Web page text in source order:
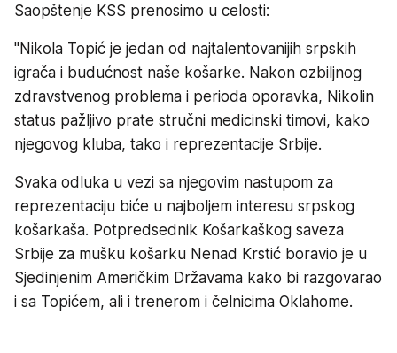
Saopštenje KSS prenosimo u celosti:
"Nikola Topić je jedan od najtalentovanijih srpskih
igrača i budućnost naše košarke. Nakon ozbiljnog
zdravstvenog problema i perioda oporavka, Nikolin
status pažljivo prate stručni medicinski timovi, kako
njegovog kluba, tako i reprezentacije Srbije.
Svaka odluka u vezi sa njegovim nastupom za
reprezentaciju biće u najboljem interesu srpskog
košarkaša. Potpredsednik Košarkaškog saveza
Srbije za mušku košarku Nenad Krstić boravio je u
Sjedinjenim Američkim Državama kako bi razgovarao
i sa Topićem, ali i trenerom i čelnicima Oklahome.